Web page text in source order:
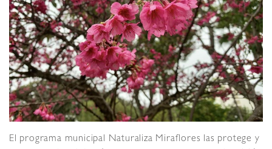
El programa municipal Naturaliza Miraflores las protege y